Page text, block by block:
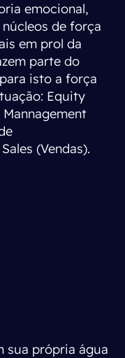
emocional,
de força
em prol da
parte do
isto a força
Equity
(Vendas).
sua própria água